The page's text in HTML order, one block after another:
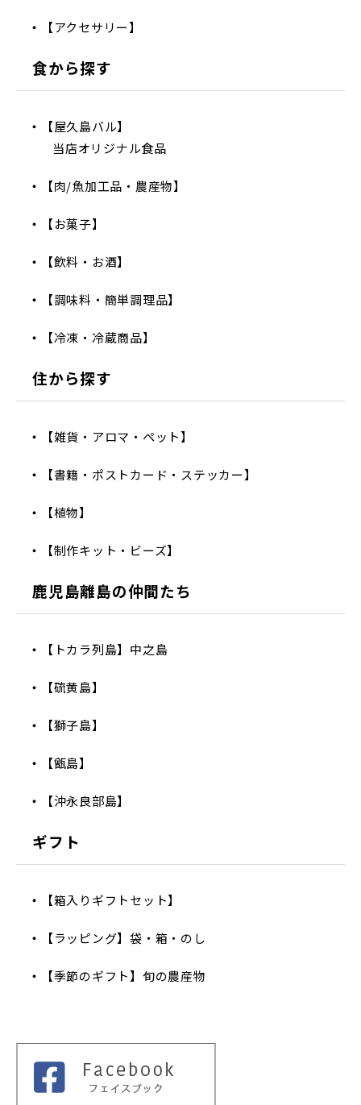
【アクセサリー】
食から探す
【屋久島バル】
当店オリジナル食品
【肉/魚加工品・農産物】
【お菓子】
【飲料・お酒】
【調味料・簡単調理品】
【冷凍・冷蔵商品】
住から探す
【雑貨・アロマ・ペット】
【書籍・ポストカード・ステッカー】
【植物】
【制作キット・ビーズ】
鹿児島離島の仲間たち
【トカラ列島】中之島
【硫黄島】
【獅子島】
【甑島】
【沖永良部島】
ギフト
【箱入りギフトセット】
【ラッピング】袋・箱・のし
【季節のギフト】旬の農産物